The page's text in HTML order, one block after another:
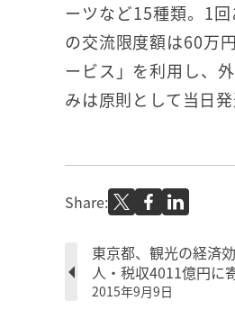
ーツなど15種類。1
の交流限度額は60万
ービス」を利用し、
みは原則として当日発
Share:
東京都、観光の経済
人・税収4011億円に
2015年9月9日